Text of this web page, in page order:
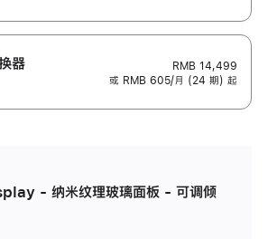
器
RMB 14,499
或 RMB 605/月 (24 期) 起
- 纳米纹理玻璃面板 - 可调倾